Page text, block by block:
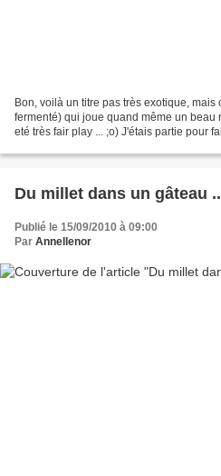
Bon, voilà un titre pas très exotique,
fermenté) qui joue quand même un beau
eté très fair play ... ;o) J'étais partie pour
Du millet dans un gâteau
Publié le 15/09/2010 à 09:00
Par Annellenor